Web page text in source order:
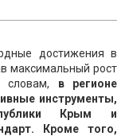
достижения в
максимальный рост
словам, в регионе
инструменты,
Крым и
Кроме того,